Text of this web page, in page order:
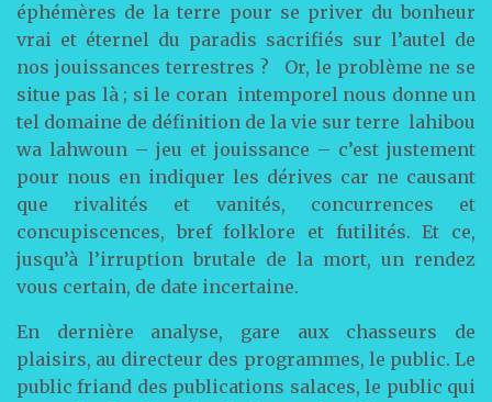
éphémères de la terre pour se priver du bonheur
vrai et éternel du paradis sacrifiés sur l’autel de
nos jouissances terrestres ? Or, le problème ne se
situe pas là ; si le coran intemporel nous donne un
tel domaine de définition de la vie sur terre lahibou
wa lahwoun – jeu et jouissance – c’est justement
pour nous en indiquer les dérives car ne causant
que rivalités et vanités, concurrences et
concupiscences, bref folklore et futilités. Et ce,
jusqu’à l’irruption brutale de la mort, un rendez
vous certain, de date incertaine.
En dernière analyse, gare aux chasseurs de
plaisirs, au directeur des programmes, le public. Le
public friand des publications salaces, le public qui